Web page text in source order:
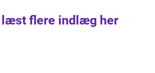
læst flere indlæg her